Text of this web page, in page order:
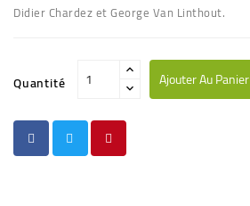
Didier Chardez et George Van Linthout.
Quantité Ajouter Au Panier